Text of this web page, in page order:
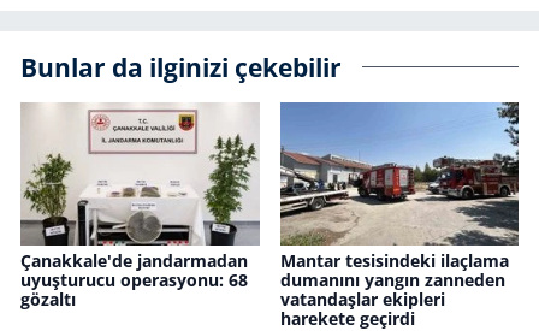
Bunlar da ilginizi çekebilir
Çanakkale'de jandarmadan
uyuşturucu operasyonu: 68
gözaltı
Mantar tesisindeki ilaçlama
dumanını yangın zanneden
vatandaşlar ekipleri
harekete geçirdi